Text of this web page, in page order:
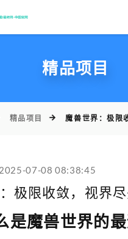
精品项目
精品项目 魔兽世界：极限
2025-07-08 08:38:45
极限收敛，视界
是魔兽世界的